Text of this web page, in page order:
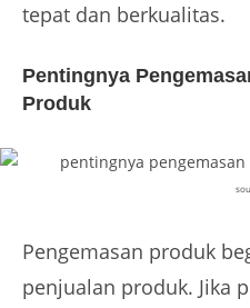
tepat dan berkualitas.
Pentingnya
Produk
Pengemasan produk
penjualan produk. Jika